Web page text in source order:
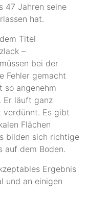
47 Jahren seine
hat.
Titel
–
bei der
Fehler gemacht
so angenehm
Er läuft ganz
Es gibt
Flächen
bilden sich richtige
auf dem Boden.
Ergebnis
und an einigen